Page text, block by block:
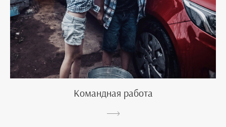
Командная работа